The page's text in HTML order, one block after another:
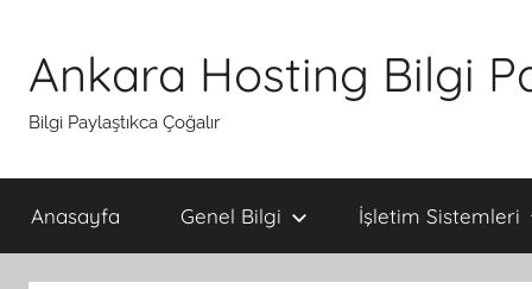
Ankara Hosting Bilgi
Bilgi Paylaştıkca Çoğalır
Anasayfa Genel Bilgi İşletim Sistemleri